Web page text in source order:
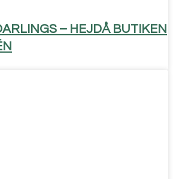
– HEJDÅ BUTIKEN